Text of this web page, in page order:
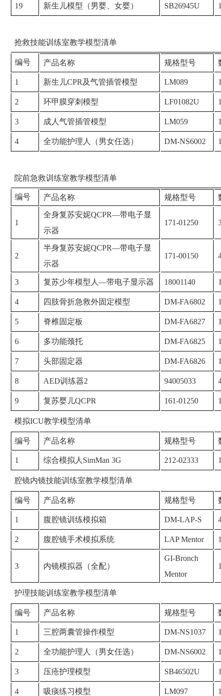
19 新生儿模型（男婴、女婴） SB26945U
抢救技能训练室教学模型清单
编号 产品名称 规格型号
1 新生儿CPR及气管插管模型 LM089
2 环甲膜穿刺模型 LF01082U
3 成人气管插管模型 LM059
4 全功能护理人（男女任选） DM-NS6002
院前急救训练室教学模型清单
编号 产品名称 规格型号
1
全身复苏安妮QCPR—带电子显
示器
171-01250
2
半身复苏安妮QCPR—带电子显
示器
171-00150
3 复苏少年模型人—带电子显示器 18001140
4 四肢骨折急救外固定模型 DM-FA6802
5 脊椎固定板 DM-FA6827
6 多功能颈托 DM-FA6825
7 头部固定器 DM-FA6826
8 AED训练器2 94005033
9 复苏婴儿QCPR 161-01250
模拟ICU教学模型清单
编号 产品名称 规格型号
1 综合模拟人SimMan 3G 212-02333
腔镜内镜技能训练室教学模型清单
编号 产品名称 规格型号
1 腹腔镜训练模拟箱 DM-LAP-S
2 腹腔镜手术模拟系统 LAP Mentor
3 内镜模拟器（全配）
GI-Bronch
Mentor
护理技能训练室教学模型清单
编号 产品名称 规格型号
1 三腔两囊管操作模型 DM-NS1037
2 全功能护理人（男女任选） DM-NS6002
3 压疮护理模型 SB46502U
4 吸痰练习模型 LM097